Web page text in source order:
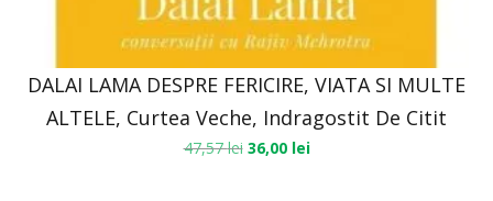
DALAI LAMA DESPRE FERICIRE, VIATA SI MULTE
ALTELE, Curtea Veche, Indragostit De Citit
47,57lei 36,00 lei